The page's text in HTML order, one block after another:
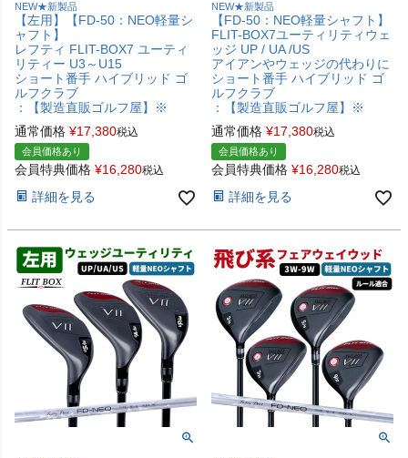
NEW★新製品
【左用】【FD-50：NEO軽量シ
ャフト】
レフティ FLIT-BOX7 ユーティ
リティー U3～U15
ショート番手 ハイブリッド ゴ
ルフクラブ
：【製造直販ゴルフ屋】※
通常価格 ¥17,380税込
会員価格あり
会員特典価格 ¥16,280税込
詳細を見る
NEW★新製品
【FD-50：NEO軽量シャフト】
FLIT-BOX7ユーティリティウェ
ッジ UP / UA /US
アイアンやウェッジの代わりに
ショート番手 ハイブリッド ゴ
ルフクラブ
：【製造直販ゴルフ屋】※
通常価格 ¥17,380税込
会員価格あり
会員特典価格 ¥16,280税込
詳細を見る